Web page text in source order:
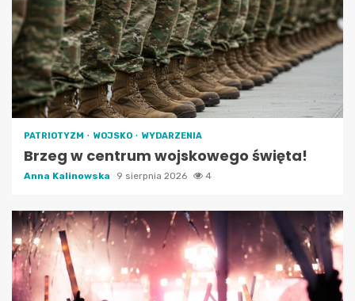
PATRIOTYZM WOJSKO WYDARZENIA
Brzeg w centrum wojskowego święta!
Anna Kalinowska 9 sierpnia 2026 4